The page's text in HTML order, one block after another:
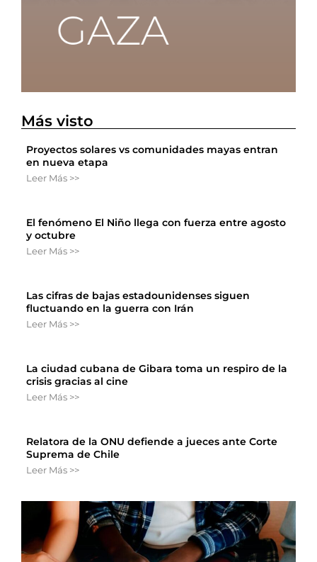
Más visto
Proyectos solares vs comunidades mayas entran
en nueva etapa
Leer Más >>
El fenómeno El Niño llega con fuerza entre agosto
y octubre
Leer Más >>
Las cifras de bajas estadounidenses siguen
fluctuando en la guerra con Irán
Leer Más >>
La ciudad cubana de Gibara toma un respiro de la
crisis gracias al cine
Leer Más >>
Relatora de la ONU defiende a jueces ante Corte
Suprema de Chile
Leer Más >>